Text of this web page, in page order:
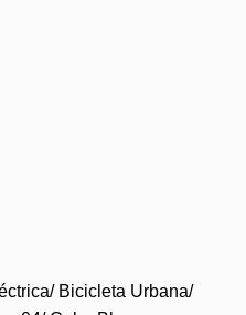
Bicicleta Urbana/